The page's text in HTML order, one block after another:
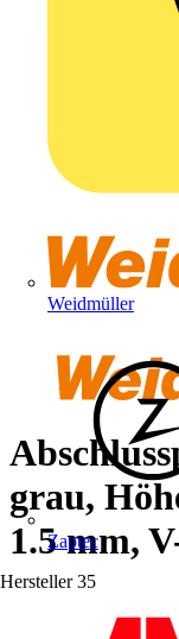
Weidmüller
Zaptec
Hersteller 35
grau,
1.5 mm,